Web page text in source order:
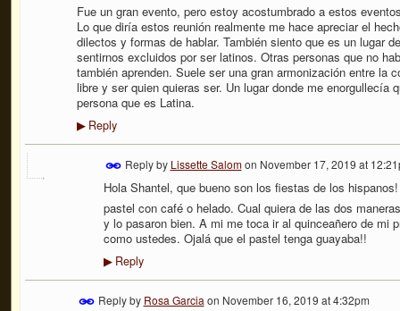
Fue un gran evento, pero estoy acostumbrado a estos
Lo que diría estos reunión realmente me hace apreciar el
dilectos y formas de hablar. También siento que es un lugar
sentirnos excluidos por ser latinos. Otras personas que no
también aprenden. Suele ser una gran armonización entre la
libre y ser quien quieras ser. Un lugar donde me enorgullecía
persona que es Latina.
▶Reply
Reply by Lissette Salomon November 17, 2019 at
Hola Shantel, que bueno son los fiestas de los
pastel con café o helado. Cual quiera de las dos
y lo pasaron bien. A mi me toca ir al quinceañero de mi
como ustedes. Ojalá que el pastel tenga guayaba!!
▶Reply
Reply by Rosa Garcia on November 16, 2019 at 4:32pm